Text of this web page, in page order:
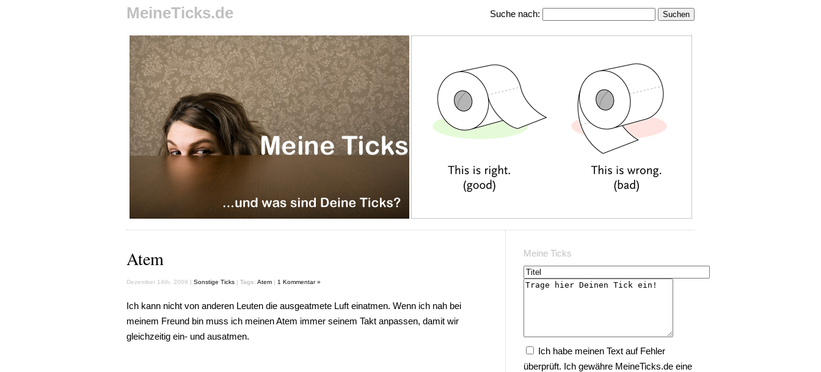
MeineTicks.de Suche nach:
Atem
Dezember 14th, 2009 | Sonstige Ticks | Tags:Atem | 1 Kommentar »
Ich kann nicht von anderen Leuten die ausgeatmete Luft einatmen. Wenn ich nah bei
meinem Freund bin muss ich meinen Atem immer seinem Takt anpassen, damit wir
gleichzeitig ein- und ausatmen.
Meine Ticks
Ich habe meinen Text auf Fehler
überprüft. Ich gewähre MeineTicks.de eine